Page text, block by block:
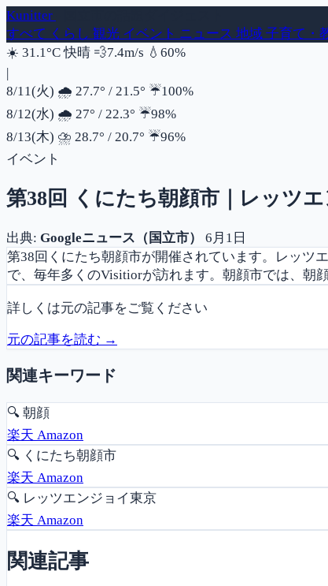
Kunitter
すべて くらし 観光 イベント ニュース 地域 子育て・
☀️ 31.1°C 快晴 💨風速
7.4m/s 💧 湿度
60%
|
8/11(火) 🌧️ 27.7° / 21.5° ☔降水確率
100%
8/12(水) 🌧️ 27° / 22.3° ☔降水確率
98%
8/13(木) ⛈️ 28.7° / 20.7° ☔降水確率
96%
イベント
第38回 くにたち朝顔市｜レッツ
出典: Googleニュース（国立市）
6月1日
第38回くにたち朝顔市が開催されています。レッツ
で、毎年多くのVisitiorが訪れます。朝顔市では、朝
詳しくは元の記事をご覧ください
元の記事を読む →
関連キーワード
🔍 朝顔
楽天 Amazon
🔍 くにたち朝顔市
楽天 Amazon
🔍 レッツエンジョイ東京
楽天 Amazon
関連記事